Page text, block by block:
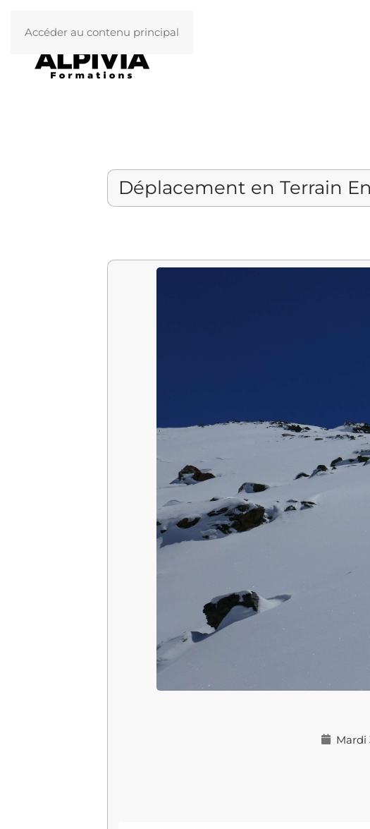
Accéder au contenu principal
Déplacement en Terrain
Mardi